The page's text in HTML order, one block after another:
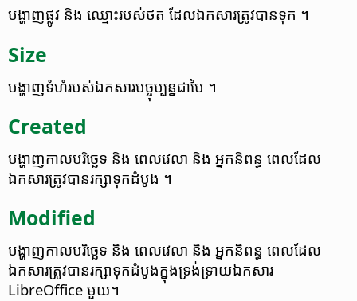
បង្ហាញ​ផ្លូវ​ និង ឈ្មោះ​របស់​ថត​ ដែល​ឯកសារ​ត្រូវ​បាន​​ទុក​ ។
Size
បង្ហាញ​ទំហំ​របស់​ឯកសារ​បច្ចុប្បន្ន​​ជា​បៃ ។
Created
បង្ហាញ​កាលបរិច្ឆេទ​ និង​ ពេល​វេលា​ និង​ អ្នក​និពន្ធ ពេល​ដែល​
ឯកសារ​ត្រូវ​បាន​រក្សា​ទុក​ដំបូង​ ។
Modified
បង្ហាញ​កាលបរិច្ឆេទ​ និង​ ពេល​វេលា​ និង​ អ្នក​និពន្ធ ពេល​ដែល​
ឯកសារ​ត្រូវ​បាន​រក្សា​ទុក​ដំបូង​ក្នុង​​ទ្រង់ទ្រាយ​ឯកសារ
LibreOffice មួយ​។